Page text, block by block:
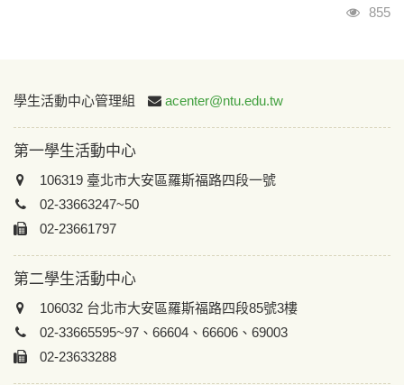
瀏覽
855
:::
學生活動中心管理組 acenter@ntu.edu.tw
第一學生活動中心
106319 臺北市大安區羅斯福路四段一號
02-33663247~50
02-23661797
第二學生活動中心
106032 台北市大安區羅斯福路四段85號3樓
02-33665595~97、66604、66606、69003
02-23633288